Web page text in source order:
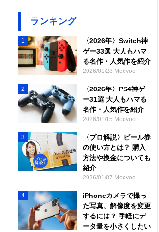
ランキング
1
〈2026年〉Switch神
ゲー33選 大人もハマ
る名作・人気作を紹介
2026/01/28 Moovoo
2
〈2026年〉PS4神ゲ
ー31選 大人もハマる
名作・人気作を紹介
2026/01/15 Moovoo
3
〈プロ解説〉ビール券
の使い方とは？ 購入
方法や換金についても
紹介
2026/01/07 Moovoo
4
iPhoneカメラで撮っ
た写真、解像度を変更
するには？ 手軽にデ
ータ量を小さくしたい